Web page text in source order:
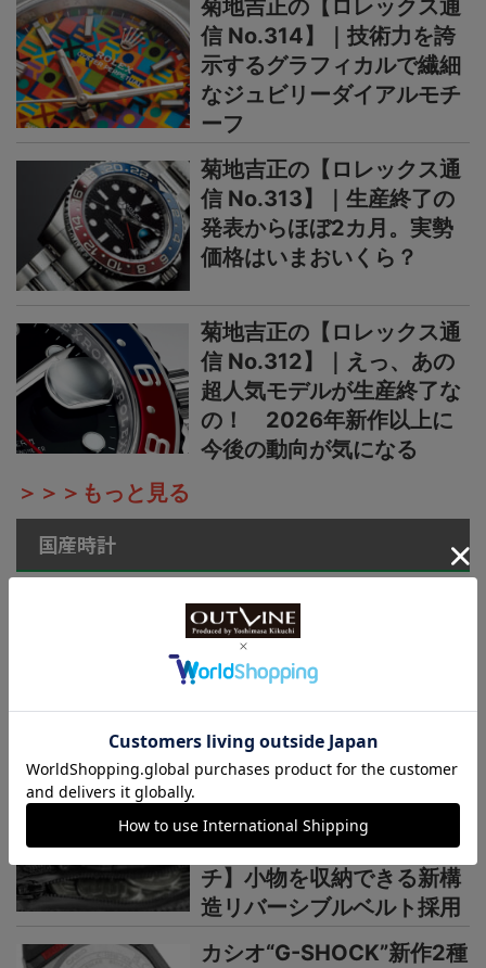
菊地吉正の【ロレックス通
信 No.314】｜技術力を誇
示するグラフィカルで繊細
なジュビリーダイアルモチ
ーフ
菊地吉正の【ロレックス通
信 No.313】｜生産終了の
発表からほぼ2カ月。実勢
価格はいまおいくら？
菊地吉正の【ロレックス通
信 No.312】｜えっ、あの
超人気モデルが生産終了な
の！ 2026年新作以上に
今後の動向が気になる
＞＞＞もっと見る
国産時計
カシオ“G-SHOCK”新作
【“ライトイエローゴールド
×ブラウン”で3機種】黄金
の地平線をテーマにし
た“MASTER OF G”ニュー
カラーシリーズ
ック新作【シリーズ最軽量
の本格アウトドアウオッ
チ】小物を収納できる新構
造リバーシブルベルト採用
カシオ“G-SHOCK”新作2種